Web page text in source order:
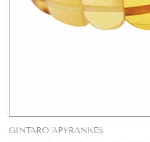
GINTARO APYRANKĖS